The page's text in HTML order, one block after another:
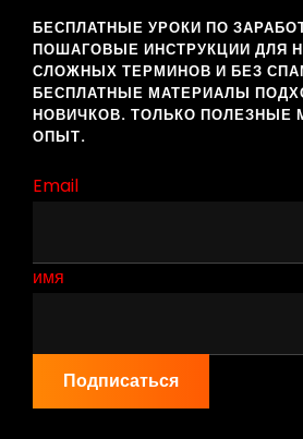
БЕСПЛАТНЫЕ УРОКИ ПО
ПОШАГОВЫЕ ИНСТРУКЦИИ ДЛЯ
СЛОЖНЫХ ТЕРМИНОВ И БЕЗ
БЕСПЛАТНЫЕ МАТЕРИАЛЫ
НОВИЧКОВ. ТОЛЬКО ПОЛЕЗНЫЕ
ОПЫТ.
Email
имя
Подписаться